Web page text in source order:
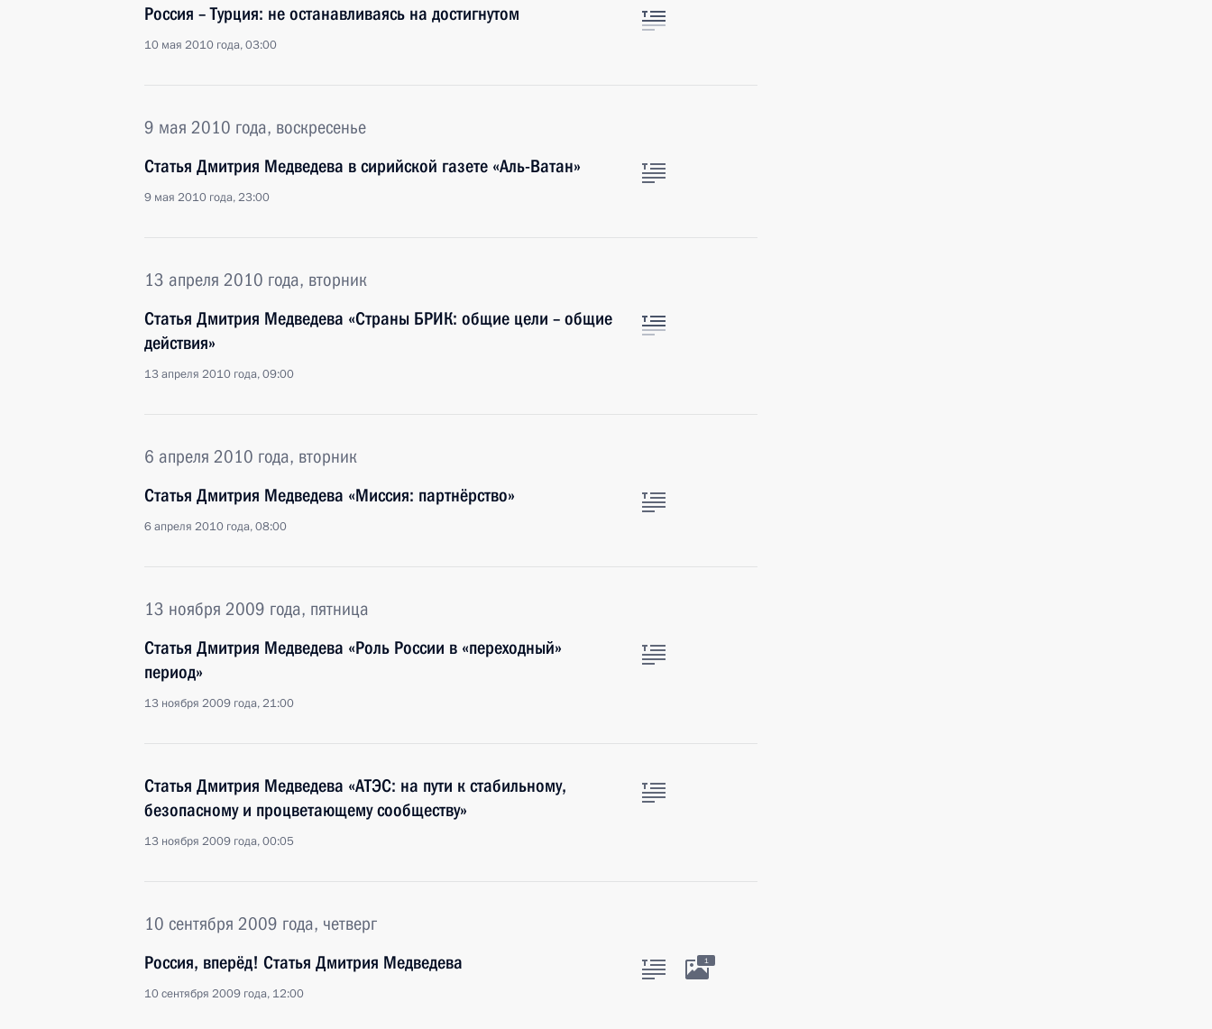
Россия – Турция: не останавливаясь на достигнутом
10 мая 2010 года, 03:00
9 мая 2010 года, воскресенье
Статья Дмитрия Медведева в сирийской газете «Аль-Ватан»
9 мая 2010 года, 23:00
13 апреля 2010 года, вторник
Статья Дмитрия Медведева «Страны БРИК: общие цели – общие
действия»
13 апреля 2010 года, 09:00
6 апреля 2010 года, вторник
Статья Дмитрия Медведева «Миссия: партнёрство»
6 апреля 2010 года, 08:00
13 ноября 2009 года, пятница
Статья Дмитрия Медведева «Роль России в «переходный»
период»
13 ноября 2009 года, 21:00
Статья Дмитрия Медведева «АТЭС: на пути к стабильному,
безопасному и процветающему сообществу»
13 ноября 2009 года, 00:05
10 сентября 2009 года, четверг
Россия, вперёд! Статья Дмитрия Медведева
10 сентября 2009 года, 12:00
1